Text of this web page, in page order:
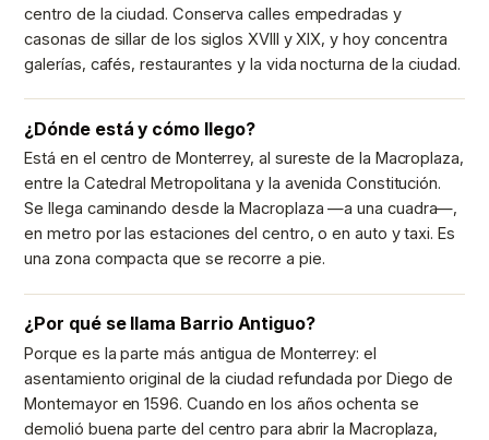
centro de la ciudad. Conserva calles empedradas y
casonas de sillar de los siglos XVIII y XIX, y hoy concentra
galerías, cafés, restaurantes y la vida nocturna de la ciudad.
¿Dónde está y cómo llego?
Está en el centro de Monterrey, al sureste de la Macroplaza,
entre la Catedral Metropolitana y la avenida Constitución.
Se llega caminando desde la Macroplaza —a una cuadra—,
en metro por las estaciones del centro, o en auto y taxi. Es
una zona compacta que se recorre a pie.
¿Por qué se llama Barrio Antiguo?
Porque es la parte más antigua de Monterrey: el
asentamiento original de la ciudad refundada por Diego de
Montemayor en 1596. Cuando en los años ochenta se
demolió buena parte del centro para abrir la Macroplaza,